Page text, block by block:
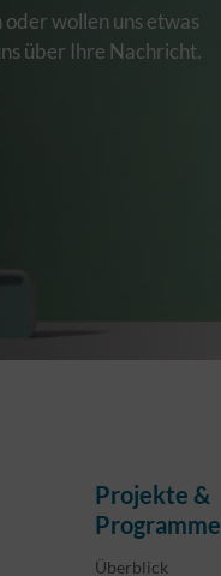
wollen uns etwas
über Ihre Nachricht.
Projekte &
Programme
Überblick